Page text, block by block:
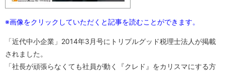
※画像をクリックしていただくと記事を読むことができます。
「近代中小企業」2014年3月号にトリプルグッド税理士法人が掲載
されました。
「社長が頑張らなくても社員が動く『クレド』をカリスマにする方